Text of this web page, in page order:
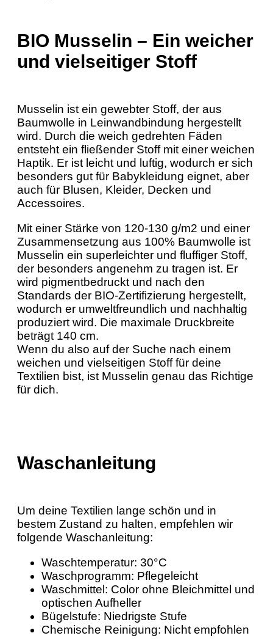
BIO Musselin – Ein weicher
und vielseitiger Stoff
Musselin ist ein gewebter Stoff, der aus
Baumwolle in Leinwandbindung hergestellt
wird. Durch die weich gedrehten Fäden
entsteht ein fließender Stoff mit einer weichen
Haptik. Er ist leicht und luftig, wodurch er sich
besonders gut für Babykleidung eignet, aber
auch für Blusen, Kleider, Decken und
Accessoires.
Mit einer Stärke von 120-130 g/m2 und einer
Zusammensetzung aus 100% Baumwolle ist
Musselin ein superleichter und fluffiger Stoff,
der besonders angenehm zu tragen ist. Er
wird pigmentbedruckt und nach den
Standards der BIO-Zertifizierung hergestellt,
wodurch er umweltfreundlich und nachhaltig
produziert wird. Die maximale Druckbreite
beträgt 140 cm.
Wenn du also auf der Suche nach einem
weichen und vielseitigen Stoff für deine
Textilien bist, ist Musselin genau das Richtige
für dich.
Waschanleitung
Um deine Textilien lange schön und in
bestem Zustand zu halten, empfehlen wir
folgende Waschanleitung:
Waschtemperatur: 30°C
Waschprogramm: Pflegeleicht
Waschmittel: Color ohne Bleichmittel und
optischen Aufheller
Bügelstufe: Niedrigste Stufe
Chemische Reinigung: Nicht empfohlen